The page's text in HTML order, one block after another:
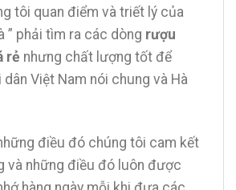
tôi quan điểm và triết lý của
” phải tìm ra các dòng rượu
rẻ nhưng chất lượng tốt để
Việt Nam nói chung và Hà
điều đó chúng tôi cam kết
và những điều đó luôn được